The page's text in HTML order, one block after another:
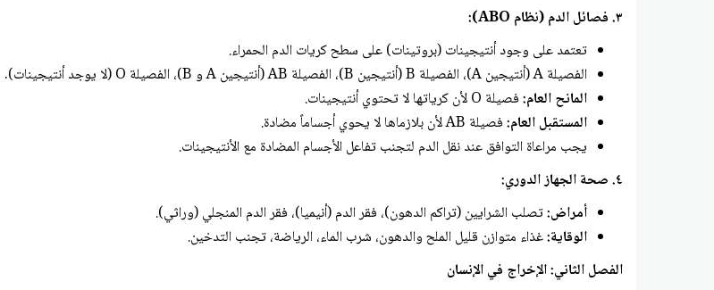
٣. فصائل الدم (نظام ABO):
تعتمد على وجود أنتيجينات (بروتينات) على سطح كريات الدم الحمراء.
الفصيلة A (أنتيجين A)، الفصيلة B (أنتيجين B)، الفصيلة AB (أنتيجين A و B)، الفصيلة O (لا يوجد أنتيجينات).
المانح العام:فصيلة O لأن كرياتها لا تحتوي أنتيجينات.
المستقبل العام:فصيلة AB لأن بلازماها لا يحوي أجساماً مضادة.
يجب مراعاة التوافق عند نقل الدم لتجنب تفاعل الأجسام المضادة مع الأنتيجينات.
٤. صحة الجهاز الدوري:
أمراض:تصلب الشرايين (تراكم الدهون)، فقر الدم (أنيميا)، فقر الدم المنجلي (وراثي).
الوقاية:غذاء متوازن قليل الملح والدهون، شرب الماء، الرياضة، تجنب التدخين.
الفصل الثاني: الإخراج في الإنسان